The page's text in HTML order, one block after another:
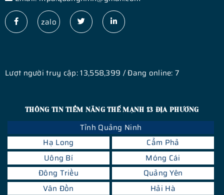
zalo
Lượt người truy cập: 13,558,399 / Đang online: 7
THÔNG TIN TIỀM NĂNG THẾ MẠNH 13 ĐỊA PHƯƠNG
Tỉnh Quảng Ninh
Hạ Long
Cẩm Phả
Uông Bí
Móng Cái
Đông Triều
Quảng Yên
Vân Đồn
Hải Hà